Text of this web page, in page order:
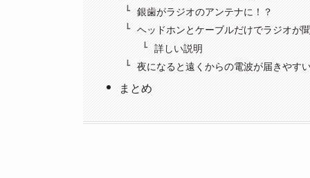
銀歯がラジオのアンテナに！？
ヘッドホンとケーブルだけでラジオが
詳しい説明
夜になると遠くからの電波が届きやす
まとめ